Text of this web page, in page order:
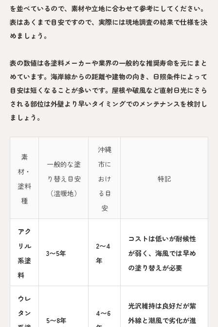
を並べているので、素材や立地に合わせて参考にしてください。
表はあくまで目安ですので、実際には現地調査の結果で仕様を決
めましょう。
表の数値は各塗料メーカーや業界の一般的な推奨寿命を元にまと
めています。海岸線からの距離や建物の向き、日照条件によって
目安は短くなることが多いです。屋根や破風など直射日光にさら
される部位は外壁より早いタイミングでのメンテナンスを検討し
ましょう。
素
材・
塗料
種
一般的な塗
り替え目安
（温暖地）
沖縄
市に
おけ
る目
安
特記
アク
リル
系塗
料
3〜5年
2〜4
年
コストは低いが耐候性
が弱く、海風では早め
の塗り替えが必要
ウレ
タン
5〜8年
4〜6
光沢維持は良好だが紫
外線と潮風で劣化が進